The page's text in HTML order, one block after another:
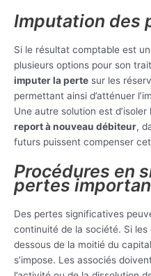
Imputation des
Si le résultat comptable est
plusieurs options pour son
imputer la perte sur les
permettant ainsi d’atténuer
Une autre solution est
report à nouveau débiteur,
futurs puissent compenser
Procédures en
pertes
Des pertes significatives
continuité de la société. Si
dessous de la moitié du
s’impose. Les associés